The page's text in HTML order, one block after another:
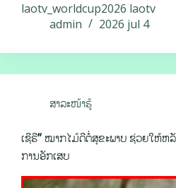
laotv_worldcup2026 laotv
admin
2026 jul 4
ສາລະໜ້າຮູ້
ເຊີຣີ” ໝາກໄມ້ດີຕໍ່ສຸຂະພາບ ຊ່ວຍໃຫ້ຫ
ການອັກເສບ